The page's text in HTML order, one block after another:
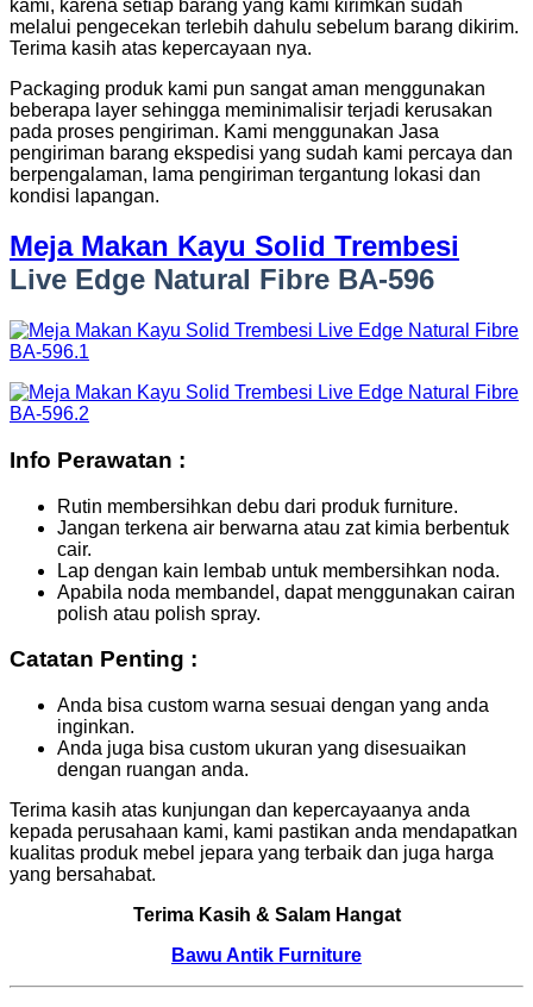
kami, karena setiap barang yang kami kirimkan sudah
melalui pengecekan terlebih dahulu sebelum barang dikirim.
Terima kasih atas kepercayaan nya.
Packaging produk kami pun sangat aman menggunakan
beberapa layer sehingga meminimalisir terjadi kerusakan
pada proses pengiriman. Kami menggunakan Jasa
pengiriman barang ekspedisi yang sudah kami percaya dan
berpengalaman, lama pengiriman tergantung lokasi dan
kondisi lapangan.
Meja Makan Kayu Solid Trembesi
Live Edge Natural Fibre BA-596
Info Perawatan :
Rutin membersihkan debu dari produk furniture.
Jangan terkena air berwarna atau zat kimia berbentuk
cair.
Lap dengan kain lembab untuk membersihkan noda.
Apabila noda membandel, dapat menggunakan cairan
polish atau polish spray.
Catatan Penting :
Anda bisa custom warna sesuai dengan yang anda
inginkan.
Anda juga bisa custom ukuran yang disesuaikan
dengan ruangan anda.
Terima kasih atas kunjungan dan kepercayaanya anda
kepada perusahaan kami, kami pastikan anda mendapatkan
kualitas produk mebel jepara yang terbaik dan juga harga
yang bersahabat.
Terima Kasih & Salam Hangat
Bawu Antik Furniture